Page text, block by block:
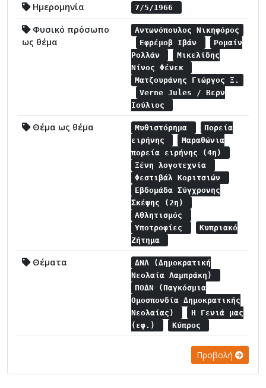
Ημερομηνία 7/5/1966
Φυσικό πρόσωπο
ως θέμα
Αντωνόπουλος Νικηφόρος
Εφρέμοβ Ιβάν
Ρομαίν
Ρολλάν
Μικελίδης
Νίνος Φένεκ
Ματζουράνης Γιώργος Ξ.
Verne Jules / Βερν
Ιούλιος
Θέμα ως θέμα Μυθιστόρημα
Πορεία
ειρήνης
Μαραθώνια
πορεία ειρήνης (4η)
Ξένη λογοτεχνία
Φεστιβάλ Κοριτσιών
Εβδομάδα Σύγχρονης
Σκέψης (2η)
Αθλητισμός
Υποτροφίες
Κυπριακό
Ζήτημα
Θέματα
ΔΝΛ (Δημοκρατική
Νεολαία Λαμπράκη)
ΠΟΔΝ (Παγκόσμια
Ομοσπονδία Δημοκρατικής
Νεολαίας)
Η Γενιά μας
(εφ.)
Κύπρος
Προβολή